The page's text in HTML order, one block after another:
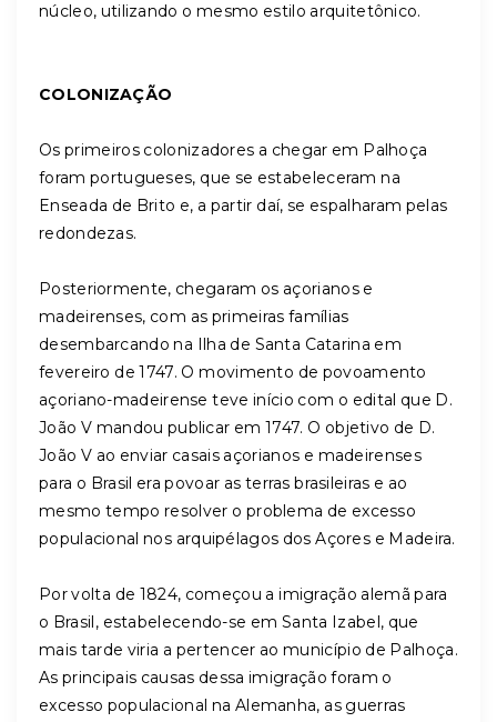
núcleo, utilizando o mesmo estilo arquitetônico.
COLONIZAÇÃO
Os primeiros colonizadores a chegar em Palhoça
foram portugueses, que se estabeleceram na
Enseada de Brito e, a partir daí, se espalharam pelas
redondezas.
Posteriormente, chegaram os açorianos e
madeirenses, com as primeiras famílias
desembarcando na Ilha de Santa Catarina em
fevereiro de 1747. O movimento de povoamento
açoriano-madeirense teve início com o edital que D.
João V mandou publicar em 1747. O objetivo de D.
João V ao enviar casais açorianos e madeirenses
para o Brasil era povoar as terras brasileiras e ao
mesmo tempo resolver o problema de excesso
populacional nos arquipélagos dos Açores e Madeira.
Por volta de 1824, começou a imigração alemã para
o Brasil, estabelecendo-se em Santa Izabel, que
mais tarde viria a pertencer ao município de Palhoça.
As principais causas dessa imigração foram o
excesso populacional na Alemanha, as guerras